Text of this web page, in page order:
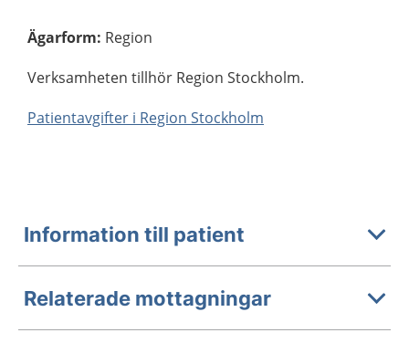
Ägarform: Region
Verksamheten tillhör Region Stockholm.
Patientavgifter i Region Stockholm
Information till patient
Relaterade mottagningar